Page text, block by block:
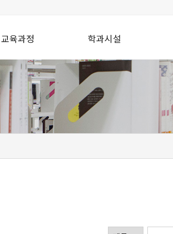
교육과정 학과시설